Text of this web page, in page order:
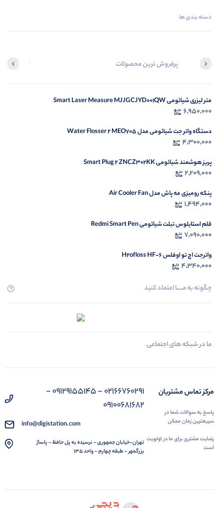
دسته بندی ها
پرفروش ترین محصولات آخرین
متر لیزری شیائومی Smart Laser Measure MJJGCJYD001QW
6,950,000
دستگاه واتر جت شیائومی مدل Water Flosser 2 MEO705
4,300,000
پریز هوشمند شیائومی Smart Plug 2 ZNCZ302KK
2,209,000
پنکه رومیزی مه پاش مدل Air Cooler Fan
1,494,000
قلم استایلوس تبلت شیائومی Redmi Smart Pen
7,090,000
واترجت اچ تو اوفلس H2ofloss HF-6
4,340,000
چگونه به مــــــا اعتماد کنید
ما در شبکه های اجتماعی
مرکز تماس مشتریان
پاسخ به سوالات شما در
سریعترین زمان ممکن
رضایت مشتری برای ما در اولویت
است
02166760291 - 09129155145 -
09100681682
info@digistation.com
تهران-خیابان جمهوری - نرسیده به پل حافظ - پاساژ
بزرگمهر - طبقه چهارم - واحد 135